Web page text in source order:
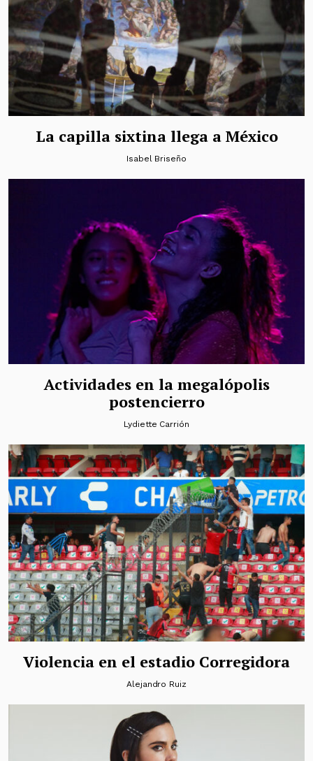
La capilla sixtina llega a México
Isabel Briseño
Actividades en la megalópolis
postencierro
Lydiette Carrión
Violencia en el estadio Corregidora
Alejandro Ruiz